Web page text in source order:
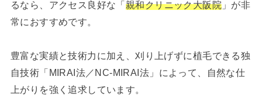
るなら、アクセス良好な「親和クリニック大阪院」が非
常におすすめです。
豊富な実績と技術力に加え、刈り上げずに植毛できる独
自技術「MIRAI法／NC-MIRAI法」によって、自然な仕
上がりを強く追求しています。